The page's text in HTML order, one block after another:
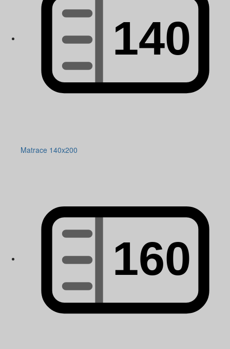
Matrace 140x200